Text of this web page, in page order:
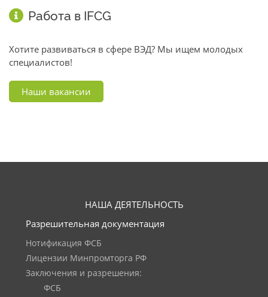
Работа в IFCG
Хотите развиваться в сфере ВЭД? Мы ищем молодых
специалистов!
Наши вакансии
НАША ДЕЯТЕЛЬНОСТЬ
Разрешительная документация
Нотификация ФСБ
Лицензии Минпромторга РФ
Заключения и разрешения:
ФСБ